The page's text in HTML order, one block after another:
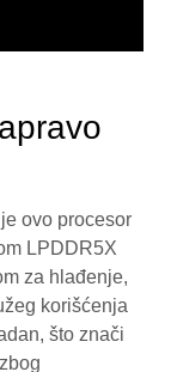
ovo procesor
LPDDR5X
za hlađenje,
korišćenja
što znači